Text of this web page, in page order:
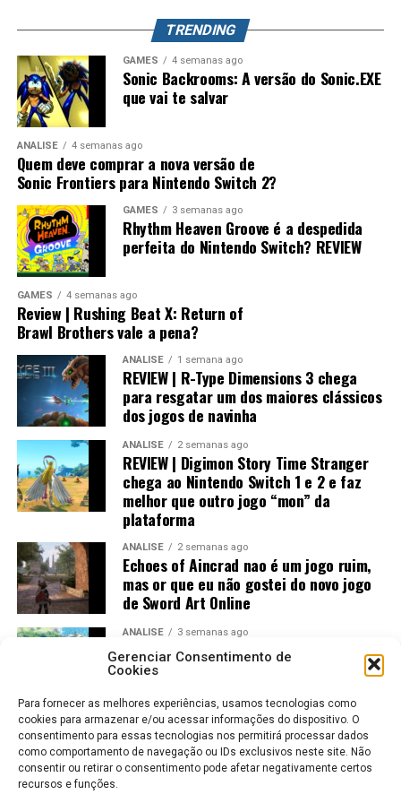
Gerenciar Consentimento de
Cookies
Para fornecer as melhores experiências, usamos tecnologias como
cookies para armazenar e/ou acessar informações do dispositivo. O
consentimento para essas tecnologias nos permitirá processar dados
como comportamento de navegação ou IDs exclusivos neste site. Não
consentir ou retirar o consentimento pode afetar negativamente certos
recursos e funções.
mundo. Splatoon Raiders pode até parecer um spin-off,
mas também pode representar o primeiro passo para a
maior evolução que a série já teve.
TRENDING
GAMES 4 semanas ago
Sonic Backrooms: A versão do Sonic.EXE
que vai te salvar
ANÁLISE 4 semanas ago
Quem deve comprar a nova versão de
Sonic Frontiers para Nintendo Switch 2?
GAMES 3 semanas ago
Rhythm Heaven Groove é a despedida
perfeita do Nintendo Switch? REVIEW
GAMES 4 semanas ago
Review | Rushing Beat X: Return of
Brawl Brothers vale a pena?
ANÁLISE 1 semana ago
REVIEW | R-Type Dimensions 3 chega
para resgatar um dos maiores clássicos
dos jogos de navinha
ANÁLISE 2 semanas ago
REVIEW | Digimon Story Time Stranger
chega ao Nintendo Switch 1 e 2 e faz
melhor que outro jogo “mon” da
plataforma
ANÁLISE 2 semanas ago
Echoes of Aincrad nao é um jogo ruim,
mas or que eu não gostei do novo jogo
de Sword Art Online
ANÁLISE 3 semanas ago
Jogos Amados e Odiados do Sonic: Os
Maiores Acertos e Erros da SEGA